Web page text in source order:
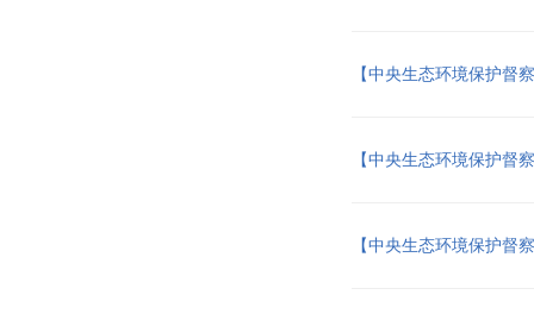
【中央生态环境保护督
【中央生态环境保护督
【中央生态环境保护督